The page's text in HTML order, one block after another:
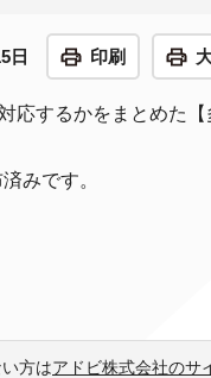
日 印刷
応するかをまとめた【
みです。
方はアドビ株式会社のサ